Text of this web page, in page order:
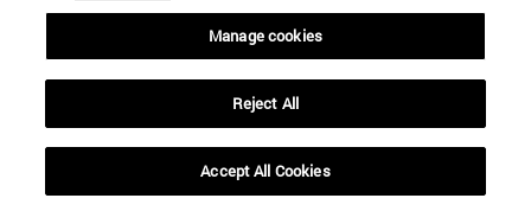
Manage cookies
Reject All
Accept All Cookies